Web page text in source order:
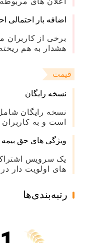
اضافه بار احتمالی
برخی از کاربران
هشدار به هم
قیمت
نسخه رایگان
نسخه رایگان
است و به کاربران
ویژگی های حق بیمه
یک سرویس
های اولویت دار
رتبه‌بندی‌ها